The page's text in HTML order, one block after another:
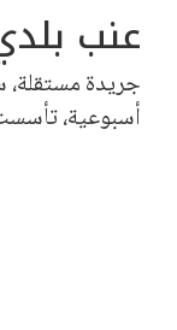
عنب
جريدة مستقلة،
أسبوعية،